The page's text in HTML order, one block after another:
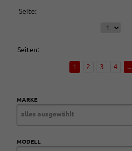
Seite:
Seiten:
1 2 3 4 ...
MARKE
alles ausgewählt
MODELL